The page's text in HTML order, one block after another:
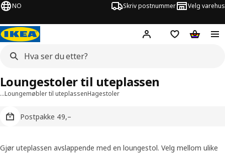
NO Skriv postnummer Velg varehus
Hej! Logg innHuskeliste
…Loungemøbler til uteplassenHagestoler
Postpakke 49,–
Loungestoler til uteplassen
Gjør uteplassen avslappende med en loungestol. Velg mellom ulike